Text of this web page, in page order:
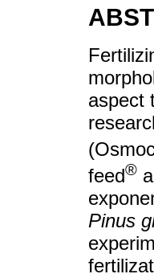
aspect
feed®
Pinus